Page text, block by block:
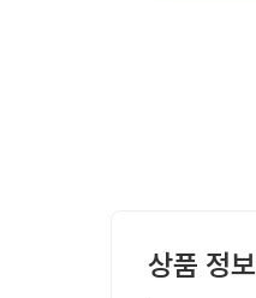
상품 정보